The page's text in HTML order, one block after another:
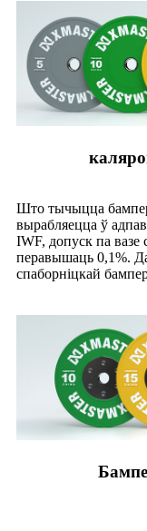
Што тычыцца
вырабляецца ў
IWF, допуск па вазе
перавышаць 0,1%.
спаборніцкай